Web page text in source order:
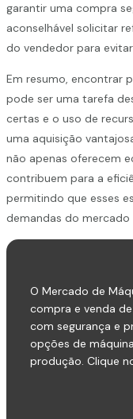
garantir uma compra
aconselhável solicitar
do vendedor para
Em resumo, encontrar
pode ser uma tarefa
certas e o uso de
uma aquisição
não apenas oferecem
contribuem para a
permitindo que esses
demandas do mercado
O Mercado de
compra e venda
com segurança e
opções de
produção. Clique